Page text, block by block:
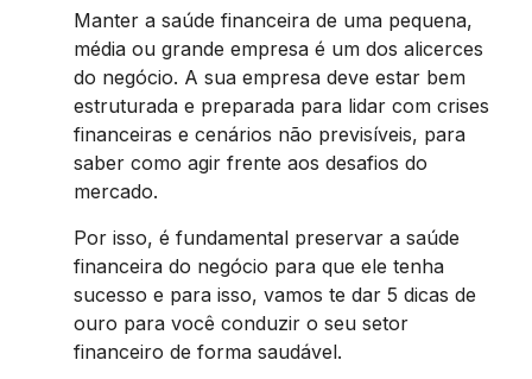
Manter a saúde financeira de uma pequena,
média ou grande empresa é um dos alicerces
do negócio. A sua empresa deve estar bem
estruturada e preparada para lidar com crises
financeiras e cenários não previsíveis, para
saber como agir frente aos desafios do
mercado.
Por isso, é fundamental preservar a saúde
financeira do negócio para que ele tenha
sucesso e para isso, vamos te dar 5 dicas de
ouro para você conduzir o seu setor
financeiro de forma saudável.